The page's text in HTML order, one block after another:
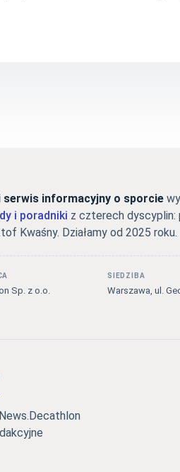
serwis informacyjny o sporcie
i poradniki z czterech dyscyplin:
Kwaśny. Działamy od 2025 roku.
Sp. z o.o.
SIEDZIBA
Warszawa, ul.